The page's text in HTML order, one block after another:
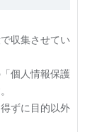
収集させてい
個人情報保護
ずに目的以外